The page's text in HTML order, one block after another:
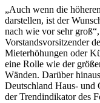
„Auch wenn die
darstellen, ist der
nach wie vor sehr
Vorstandsvorsitzender
Mieterhöhungen oder
eine Rolle wie der
Wänden. Darüber
Deutschland Haus- und
der Trendindikator des